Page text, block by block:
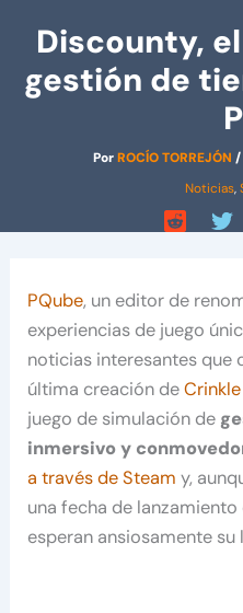
Discounty,
gestión de
PorROCÍO TORREJÓN /
Noticias,
PQube, un editor de
experiencias de juego
noticias interesantes que
última creación de
juego de simulación de
inmersivo y
a través de Steam y,
una fecha de
esperan ansiosamente su